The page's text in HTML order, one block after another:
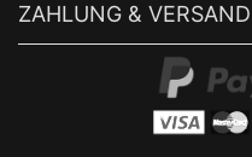
ZAHLUNG & VERSAND